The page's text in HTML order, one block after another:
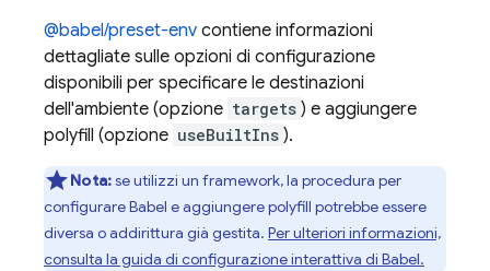
@babel/preset-env contiene informazioni
dettagliate sulle opzioni di configurazione
disponibili per specificare le destinazioni
dell'ambiente (opzione targets ) e aggiungere
polyfill (opzione useBuiltIns ).
Nota:se utilizzi un framework, la procedura per
configurare Babel e aggiungere polyfill potrebbe essere
diversa o addirittura già gestita. Per ulteriori informazioni,
consulta la guida di configurazione interattiva di Babel.